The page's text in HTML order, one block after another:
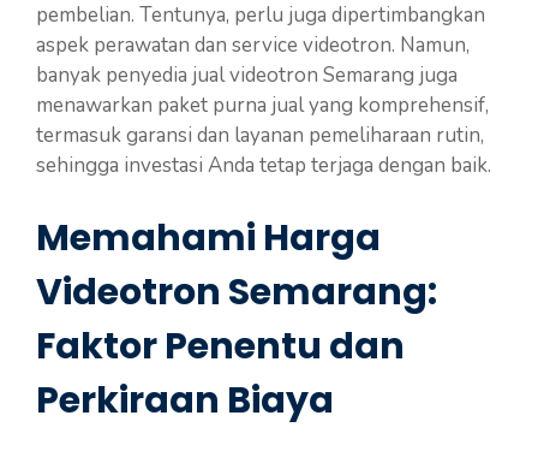
pembelian. Tentunya, perlu juga dipertimbangkan
aspek perawatan dan service videotron. Namun,
banyak penyedia jual videotron Semarang juga
menawarkan paket purna jual yang komprehensif,
termasuk garansi dan layanan pemeliharaan rutin,
sehingga investasi Anda tetap terjaga dengan baik.
Memahami Harga
Videotron Semarang:
Faktor Penentu dan
Perkiraan Biaya